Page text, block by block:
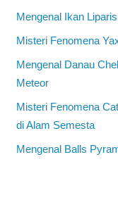
Mengenal Ikan
Misteri Fenomena
Mengenal Danau
Meteor
Misteri Fenomena
di Alam Semesta
Mengenal Balls